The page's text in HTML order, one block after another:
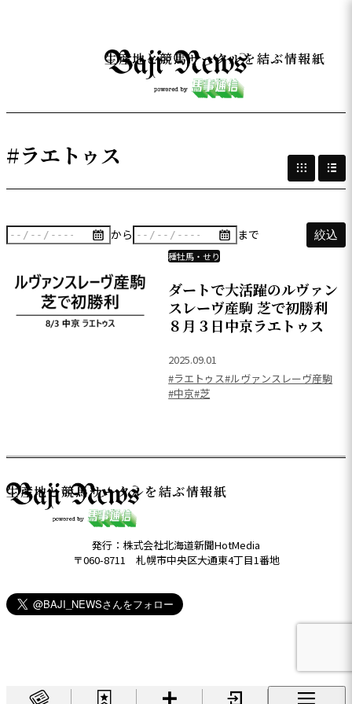
生産地と競馬サークルを結ぶ情報紙
#ラエトゥス
から まで 絞込
種牡馬・せり
ダートで大活躍のルヴァン
スレーヴ産駒 芝で初勝利
８月３日中京ラエトゥス
2025.09.01
#ラエトゥス#ルヴァンスレーヴ産駒
#中京#芝
生産地と競馬サークルを結ぶ情報紙
発行：株式会社北海道新聞HotMedia
〒060-8711 札幌市中央区大通東4丁目1番地